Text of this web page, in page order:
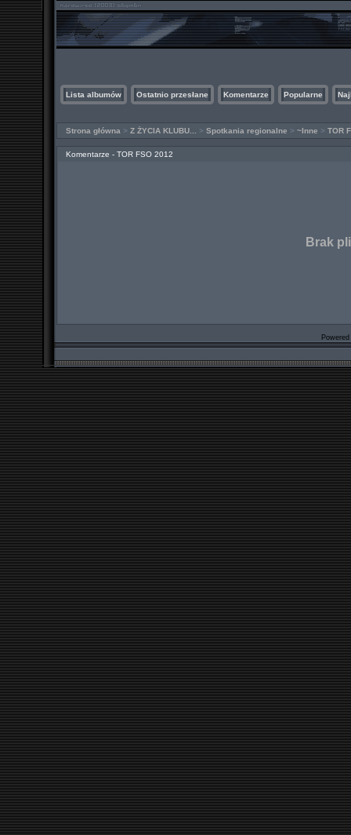
Lista albumów Ostatnio przesłane Komentarze Popularne
Strona główna > Z ŻYCIA KLUBU... > Spotkania regionalne > ~Inne > TOR
Komentarze - TOR FSO 2012
Brak